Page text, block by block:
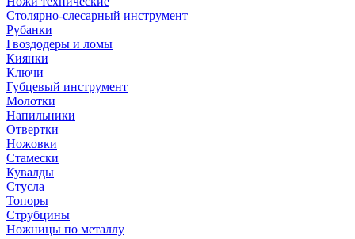
Столярно-слесарный инструмент
Рубанки
Гвоздодеры и ломы
Киянки
Ключи
Губцевый инструмент
Молотки
Напильники
Отвертки
Ножовки
Стамески
Кувалды
Стусла
Топоры
Струбцины
Ножницы по металлу